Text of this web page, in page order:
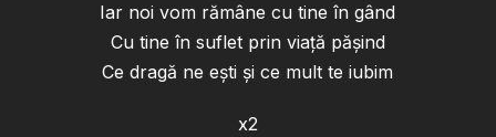
Iar noi vom rămâne cu tine în gând
Cu tine în suflet prin viață pășind
Ce dragă ne ești și ce mult te iubim
x2